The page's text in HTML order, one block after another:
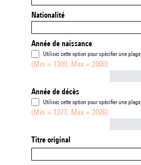
Nationalité
Année de naissance
Utilisez cette option pour spécifier une plage
(Min = 1300, Max = 2000)
Année de décès
Utilisez cette option pour spécifier une plage
(Min = 1377, Max = 2026)
Titre original